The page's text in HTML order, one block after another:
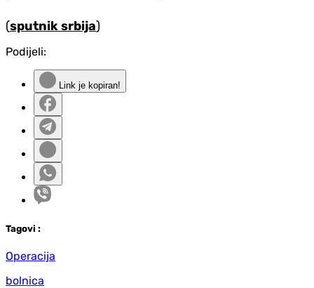
(sputnik srbija)
Podijeli:
Link je kopiran!
Tagovi :
Operacija
bolnica